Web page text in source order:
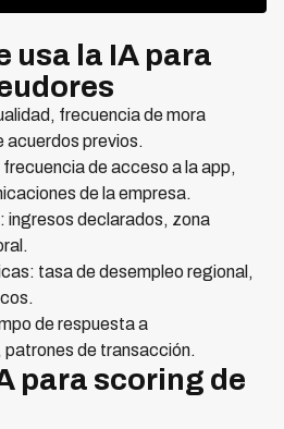
usa la IA para
frecuencia de mora
acuerdos previos.
de acceso a la app,
de la empresa.
ingresos declarados, zona
tasa de desempleo regional,
de respuesta a
de transacción.
para scoring de